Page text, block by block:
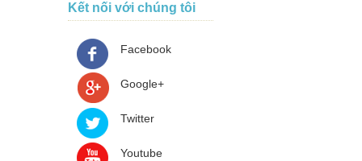
Kết nối với chúng tôi
Facebook
Google+
Twitter
Youtube